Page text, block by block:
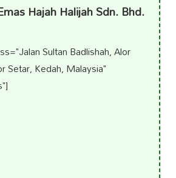
Hajah Halijah Sdn. Bhd.
Sultan Badlishah, Alor
Setar, Kedah, Malaysia"